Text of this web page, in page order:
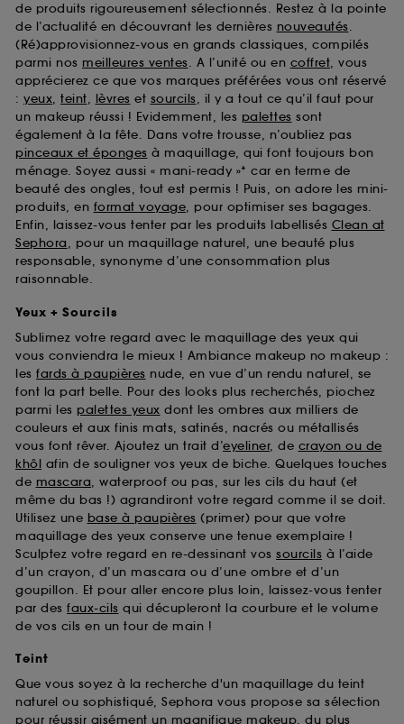
de produits rigoureusement sélectionnés. Restez à la pointe
de l’actualité en découvrant les dernières nouveautés.
(Ré)approvisionnez-vous en grands classiques, compilés
parmi nos meilleures ventes. A l’unité ou en coffret, vous
apprécierez ce que vos marques préférées vous ont réservé
: yeux, teint, lèvres et sourcils, il y a tout ce qu’il faut pour
un makeup réussi ! Evidemment, les palettes sont
également à la fête. Dans votre trousse, n’oubliez pas
pinceaux et éponges à maquillage, qui font toujours bon
ménage. Soyez aussi « mani-ready »* car en terme de
beauté des ongles, tout est permis ! Puis, on adore les mini-
produits, en format voyage, pour optimiser ses bagages.
Enfin, laissez-vous tenter par les produits labellisés Clean at
Sephora, pour un maquillage naturel, une beauté plus
responsable, synonyme d’une consommation plus
raisonnable.
Yeux + Sourcils
Sublimez votre regard avec le maquillage des yeux qui
vous conviendra le mieux ! Ambiance makeup no makeup :
les fards à paupières nude, en vue d’un rendu naturel, se
font la part belle. Pour des looks plus recherchés, piochez
parmi les palettes yeux dont les ombres aux milliers de
couleurs et aux finis mats, satinés, nacrés ou métallisés
vous font rêver. Ajoutez un trait d’eyeliner, de crayon ou de
khôl afin de souligner vos yeux de biche. Quelques touches
de mascara, waterproof ou pas, sur les cils du haut (et
même du bas !) agrandiront votre regard comme il se doit.
Utilisez une base à paupières (primer) pour que votre
maquillage des yeux conserve une tenue exemplaire !
Sculptez votre regard en re-dessinant vos sourcils à l’aide
d’un crayon, d’un mascara ou d’une ombre et d’un
goupillon. Et pour aller encore plus loin, laissez-vous tenter
par des faux-cils qui décupleront la courbure et le volume
de vos cils en un tour de main !
Teint
Que vous soyez à la recherche d'un maquillage du teint
naturel ou sophistiqué, Sephora vous propose sa sélection
pour réussir aisément un magnifique makeup, du plus